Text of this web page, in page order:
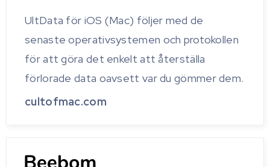
UltData för iOS (Mac) följer med de
senaste operativsystemen och protokollen
för att göra det enkelt att återställa
förlorade data oavsett var du gömmer dem.
cultofmac.com